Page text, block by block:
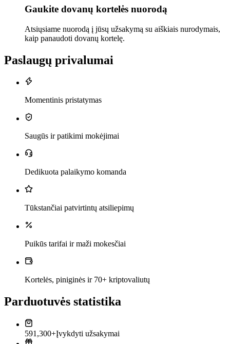
Gaukite dovanų kortelės nuorodą
Atsiųsiame nuorodą į jūsų užsakymą su aiškiais nurodymais,
kaip panaudoti dovanų kortelę.
Paslaugų privalumai
Momentinis pristatymas
Saugūs ir patikimi mokėjimai
Dedikuota palaikymo komanda
Tūkstančiai patvirtintų atsiliepimų
Puikūs tarifai ir maži mokesčiai
Kortelės, piniginės ir 70+ kriptovaliutų
Parduotuvės statistika
591,300+Įvykdyti užsakymai